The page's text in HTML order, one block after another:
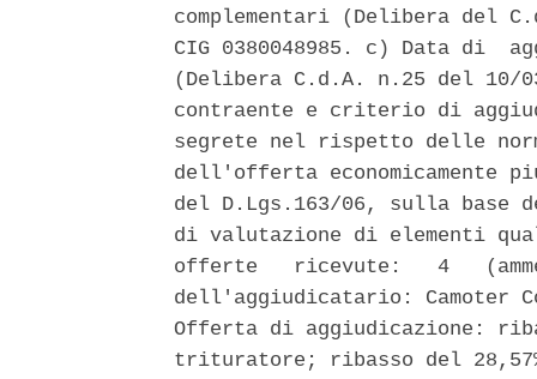
complementari (Delibera del
CIG 0380048985. c) Data di
(Delibera C.d.A. n.25 del
contraente e criterio di
segrete nel rispetto delle
dell'offerta
del D.Lgs.163/06, sulla
di valutazione di elementi
offerte   ricevute:   4
dell'aggiudicatario: Camoter
Offerta di aggiudicazione:
trituratore; ribasso del